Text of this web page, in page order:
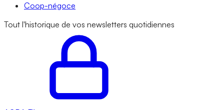
Coop-négoce
Tout l'historique de vos newsletters quotidiennes